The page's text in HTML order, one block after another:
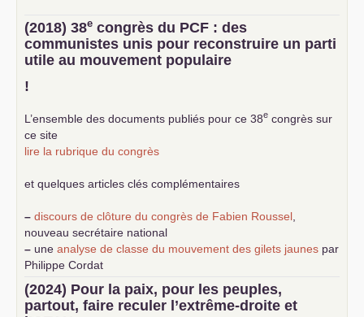
(2018) 38e congrès du PCF : des
communistes unis pour reconstruire un parti
utile au mouvement populaire
!
L’ensemble des documents publiés pour ce 38e congrès sur
ce site
lire la rubrique du congrès
et quelques articles clés complémentaires
– discours de clôture du congrès de Fabien Roussel
nouveau secrétaire national
– une analyse de classe du mouvement des gilets jaunes par
Philippe Cordat
–
un texte de Jean-Claude Delaunay
le marxisme est la
science sociale de notre temps
–un appel proposé aux partis communistes et ouvrier
(2024) Pour la paix, pour les peuples,
partout, faire reculer l’extrême-droite et